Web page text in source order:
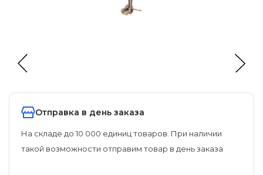
Отправка в день заказа
На складе до 10 000 единиц товаров. При наличии
такой возможности отправим товар в день заказа